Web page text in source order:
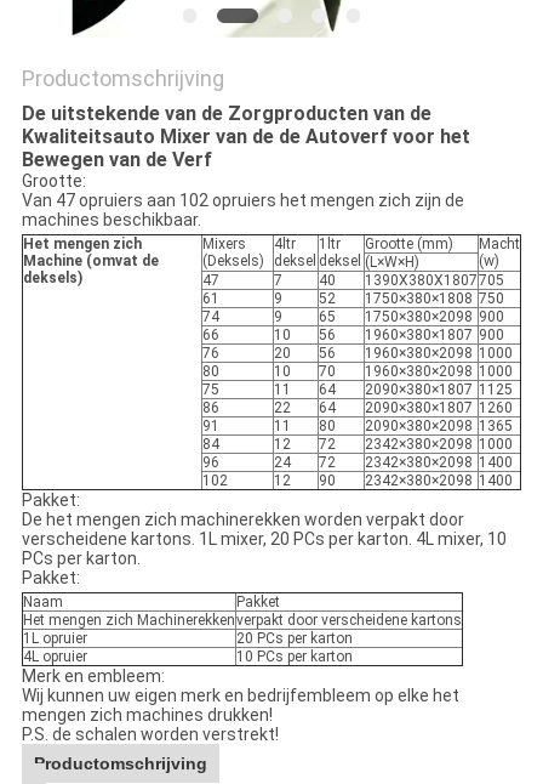
Productomschrijving
De uitstekende van de Zorgproducten van de
Kwaliteitsauto Mixer van de de Autoverf voor het
Bewegen van de Verf
Grootte:
Van 47 opruiers aan 102 opruiers het mengen zich zijn de
machines beschikbaar.
Het mengen zich
Machine (omvat de
deksels)
Mixers
(Deksels)
4ltr
deksel
1ltr
deksel
Grootte (mm)
Macht
(w)
(L×W×H)
47
7 40 1390X380X1807705
61
9 52 1750×380×1808 750
74
9 65 1750×380×2098 900
66
10 56 1960×380×1807 900
76
20 56 1960×380×2098 1000
80
10 70 1960×380×2098 1000
75
11 64 2090×380×1807 1125
86
22 64 2090×380×1807 1260
91
11 80 2090×380×2098 1365
84
12 72 2342×380×2098 1000
96
24 72 2342×380×2098 1400
102
12 90 2342×380×2098 1400
Pakket:
De het mengen zich machinerekken worden verpakt door
verscheidene kartons. 1L mixer, 20 PCs per karton. 4L mixer, 10
PCs per karton.
Pakket:
Naam
Pakket
Het mengen zich Machinerekkenverpakt door verscheidene kartons
1L opruier
20 PCs per karton
4L opruier
10 PCs per karton
Merk en embleem:
Wij kunnen uw eigen merk en bedrijfembleem op elke het
mengen zich machines drukken!
P.S. de schalen worden verstrekt!
Productomschrijving